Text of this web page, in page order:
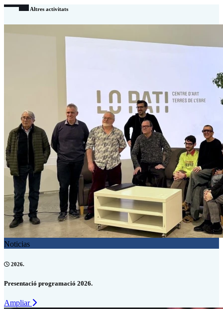
Altres activitats
Noticias
2026.
Presentació programació 2026.
Ampliar